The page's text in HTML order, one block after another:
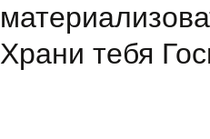
Храни тебя